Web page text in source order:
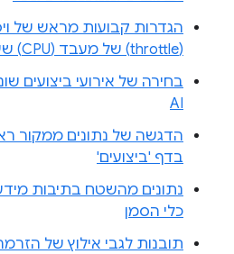
הגדרות קבועות מראש של
(throttle) של מעבד (CPU) שעברו כיול
בחירה של אירועי ביצועים
AI
הדגשה של נתונים ממקור
בדף 'ביצועים'
נתונים מהשטח בתיבות
כלי הסמן
תובנות לגבי אילוץ של